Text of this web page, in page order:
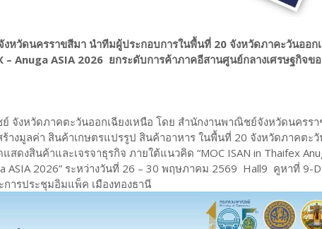
หวัดนครราขสีมา นำทีมผู้ประกอบการในพื้นที่ 20 จังหวัดภาคะวันออก
– Anuga ASIA 2026 ยกระดับการค้าภาคอีสานศูนย์กลางเศรษฐกิจ
จังหวัดภาคตะวันออกเฉียงเหนือ โดย สำนักงานพาณิชย์จังหวัดนครร
างมูลค่า สินค้าเกษตรแปรรูป สินค้าอาหาร ในพื้นที่ 20 จังหวัดภาคตะวั
สดงสินค้าและเจรจาธุรกิจ ภายใต้แนวคิด “MOC ISAN in Thaifex
ASIA 2026” ระหว่างวันที่ 26 – 30 พฤษภาคม 2569 Hall9 คูหาที่ 9-
ารประชุมอิมแพ็ค เมืองทองธานี